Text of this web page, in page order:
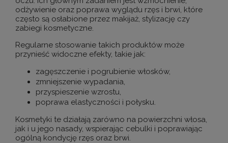
odżywienie oraz poprawa wyglądu rzęs i brwi, które
często są osłabione przez makijaż, stylizację czy
zabiegi kosmetyczne.
Regularne stosowanie takich produktów może
przynieść widoczne efekty, takie jak:
zagęszczenie i pogrubienie włosków,
zmniejszenie wypadania,
przyspieszenie wzrostu,
poprawa elastyczności i połysku.
Kosmetyki te działają zarówno na powierzchni włosa,
jak i u jego nasady, wspierając cebulki i poprawiając
ogólną kondycję rzęs oraz brwi.